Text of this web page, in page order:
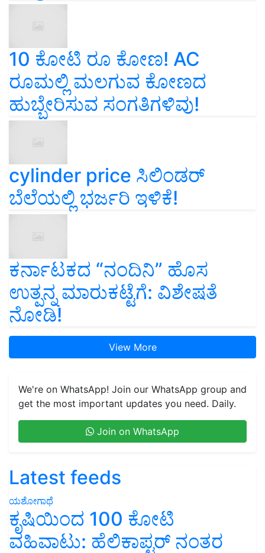
10 ಕೋಟಿ ರೂ ಕೋಣ! AC
ರೂಮಲ್ಲಿ ಮಲಗುವ ಕೋಣದ
ಹುಬ್ಬೇರಿಸುವ ಸಂಗತಿಗಳಿವು!
cylinder price ಸಿಲಿಂಡರ್‌
ಬೆಲೆಯಲ್ಲಿ ಭರ್ಜರಿ ಇಳಿಕೆ!
ಕರ್ನಾಟಕದ “ನಂದಿನಿ” ಹೊಸ
ಉತ್ಪನ್ನ ಮಾರುಕಟ್ಟೆಗೆ: ವಿಶೇಷತೆ
ನೋಡಿ!
View More
We're on WhatsApp! Join our WhatsApp group and
get the most important updates you need. Daily.
Join on WhatsApp
Latest feeds
ಯಶೋಗಾಥೆ
ಕೃಷಿಯಿಂದ 100 ಕೋಟಿ
ವಹಿವಾಟು: ಹೆಲಿಕಾಪ್ಟರ್ ನಂತರ